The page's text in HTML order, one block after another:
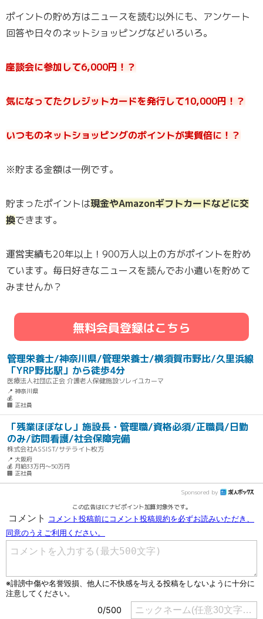
ポイントの貯め方はニュースを読む以外にも、アンケート
回答や日々のネットショッピングなどいろいろ。
座談会に参加して6,000円！？
気になってたクレジットカードを発行して10,000円！？
いつものネットショッピングのポイントが実質倍に！？
※貯まる金額は一例です。
貯まったポイントは現金やAmazonギフトカードなどに交
換できます。
運営実績も20年以上！900万人以上の方がポイントを貯め
ています。毎日好きなニュースを読んでお小遣いを貯めて
みませんか？
無料会員登録はこちら
管理栄養士/神奈川県/管理栄養士/横須賀市野比/久里浜線
「YRP野比駅」から徒歩4分
医療法人社団広正会 介護老人保健施設ソレイユカーマ
📍 神奈川県
💰
🏢 正社員
「残業ほぼなし」施設長・管理職/資格必須/正職員/日勤
のみ/訪問看護/社会保障完備
株式会社ASSIST/サテライト枚方
📍 大阪府
💰 月給33万円～50万円
🏢 正社員
Sponsored by
この広告はECナビポイント加算対象外です。